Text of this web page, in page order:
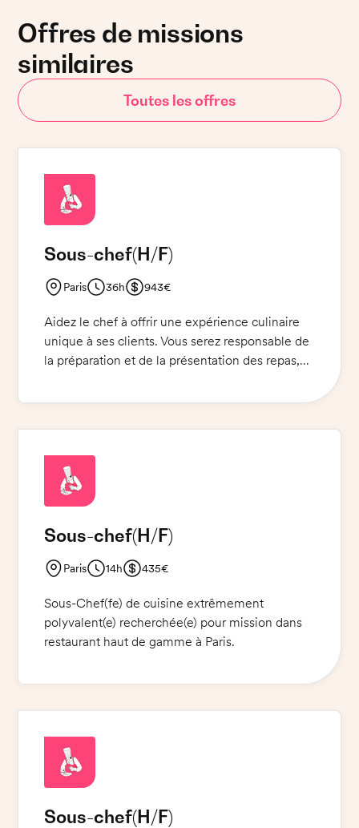
Offres de missions
similaires
Toutes les offres
Sous-chef(H/F)
Paris 36h 943€
Aidez le chef à offrir une expérience culinaire
unique à ses clients. Vous serez responsable de
la préparation et de la présentation des repas,
devrez veiller à ce que toutes les normes de
personnel de cuisine et à vous assurer que les
tâches sont effectuées correctement et à
temps.
Sous-chef(H/F)
Paris 14h 435€
Sous-Chef(fe) de cuisine extrêmement
polyvalent(e) recherchée(e) pour mission dans
restaurant haut de gamme à Paris.
Sous-chef(H/F)